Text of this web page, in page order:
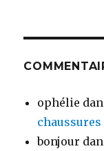
ophélie
chaussures
bonjour